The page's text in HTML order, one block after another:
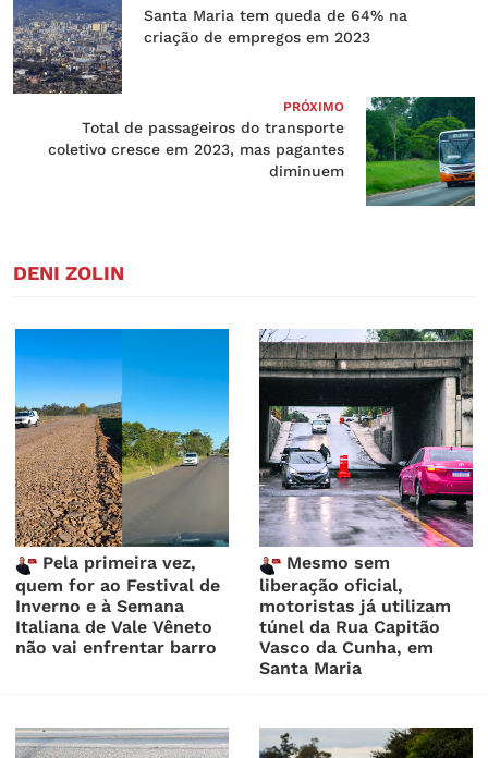
Santa Maria tem queda de 64% na
criação de empregos em 2023
PRÓXIMO
Total de passageiros do transporte
coletivo cresce em 2023, mas pagantes
diminuem
DENI ZOLIN
Pela primeira vez,
quem for ao Festival de
Inverno e à Semana
Italiana de Vale Vêneto
não vai enfrentar barro
Mesmo sem
liberação oficial,
motoristas já utilizam
túnel da Rua Capitão
Vasco da Cunha, em
Santa Maria